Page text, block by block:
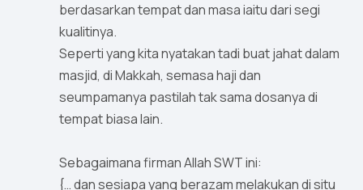
berdasarkan tempat dan masa iaitu dari segi
kualitinya.
Seperti yang kita nyatakan tadi buat jahat dalam
masjid, di Makkah, semasa haji dan
seumpamanya pastilah tak sama dosanya di
tempat biasa lain.
Sebagaimana firman Allah SWT ini:
{… dan sesiapa yang berazam melakukan di situ